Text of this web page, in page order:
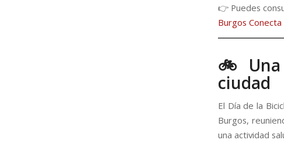
👉 Puedes
Burgos
🚲
ciudad
El Día de la
Burgos,
una actividad